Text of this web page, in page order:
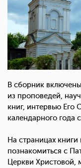
В сборник
из проповедей,
книг, интервью Его
календарного года
На страницах
познакомиться с
Церкви